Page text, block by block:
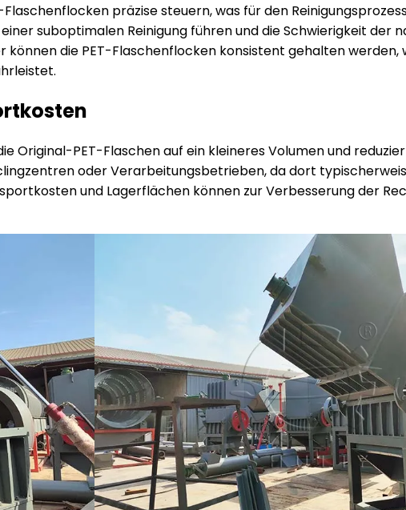
präzise steuern, was für den
suboptimalen Reinigung führen und die Schwierigkeit der
die PET-Flaschenflocken konsistent gehalten werden,
Original-PET-Flaschen auf ein kleineres Volumen und
oder Verarbeitungsbetrieben, da dort
und Lagerflächen können zur Verbesserung der